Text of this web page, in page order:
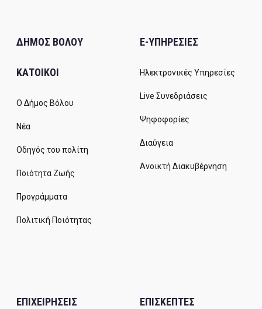
ΔΗΜΟΣ ΒΟΛΟΥ
ΚΑΤΟΙΚΟΙ
Ο Δήμος Βόλου
Νέα
Οδηγός του πολίτη
Ποιότητα Ζωής
Προγράμματα
Πολιτική Ποιότητας
E-ΥΠΗΡΕΣΙΕΣ
Ηλεκτρονικές Υπηρεσίες
Live Συνεδριάσεις
Ψηφοφορίες
Διαύγεια
Ανοικτή Διακυβέρνηση
ΕΠΙΧΕΙΡΗΣΕΙΣ ΕΠΙΣΚΕΠΤΕΣ